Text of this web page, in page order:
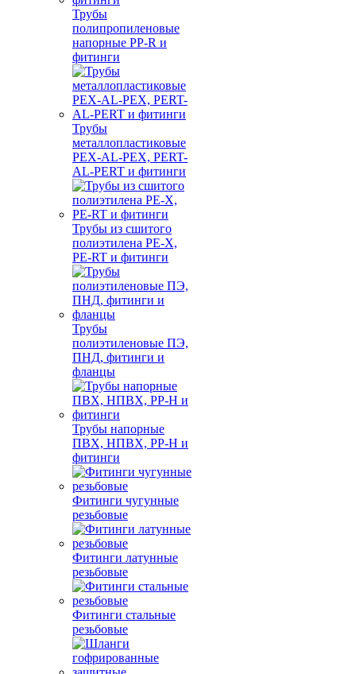
Трубы
полипропиленовые
напорные PP-R и
фитинги
Трубы
металлопластиковые
PEX-AL-PEX, PERT-
AL-PERT и фитинги
Трубы из сшитого
полиэтилена PE-X,
PE-RT и фитинги
Трубы
полиэтиленовые ПЭ,
ПНД, фитинги и
фланцы
Трубы напорные
ПВХ, НПВХ, PP-H и
фитинги
Фитинги чугунные
резьбовые
Фитинги латунные
резьбовые
Фитинги стальные
резьбовые